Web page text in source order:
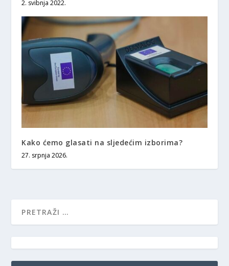
2. svibnja 2022.
Kako ćemo glasati na sljedećim izborima?
27. srpnja 2026.